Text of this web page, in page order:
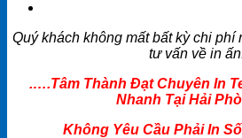
Quý khách không mất bất kỳ chi phí
tư vấn về in
.….Tâm Thành Đạt Chuyên In
Nhanh Tại Hải
Không Yêu Cầu Phải In